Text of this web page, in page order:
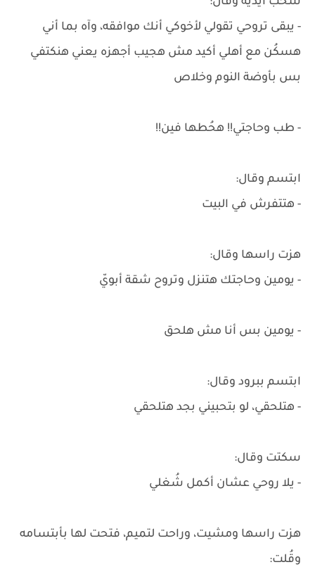
- يبقى تروحي تقولي لأخوكي أنك موافقه، وآه بما أني
هسكُن مع أهلي أكيد مش هجيب أجهزه يعني هنكتفي
بس بأوضة النوم وخلاص
- طب وحاجتي!! هحُطها فين!!
ابتسم وقال:
- هتتفرش في البيت
هزت راسها وقال:
- يومين وحاجتك هتنزل وتروح شقة أبويّ
- يومين بس أنا مش هلحق
ابتسم ببرود وقال:
- هتلحقي، لو بتحبيني بجد هتلحقي
سكتت وقال:
- يلا روحي عشان أكمل شُغلي
هزت راسها ومشيت، وراحت لتميم، فتحت لها بأبتسامه
وقُلت: